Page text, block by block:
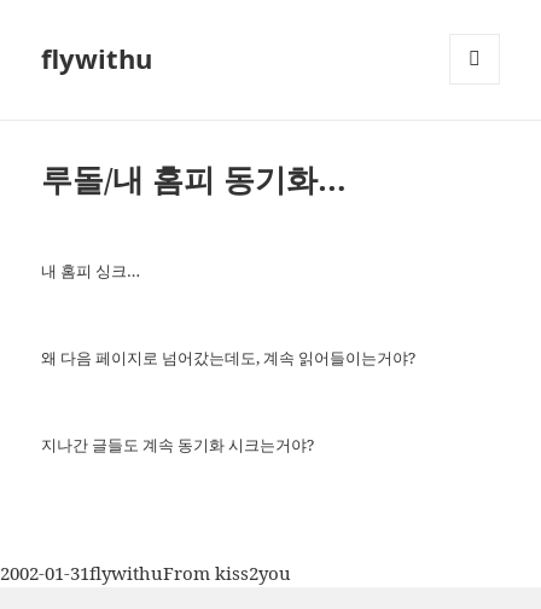
flywithu
루돌/내 홈피 동기화…
내 홈피 싱크…
왜 다음 페이지로 넘어갔는데도, 계속 읽어들이는거야?
지나간 글들도 계속 동기화 시크는거야?
작
2002-01-31글
flywithu카
From kiss2you